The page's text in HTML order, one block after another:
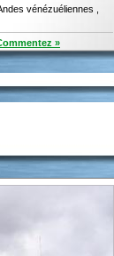
vénézuéliennes ,
»